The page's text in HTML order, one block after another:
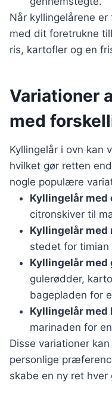
Når kyllingelårene
med dit foretrukne
ris, kartofler og en
Variationer
med
Kyllingelår i ovn kan
hvilket gør retten
nogle populære
Kyllingelår med
citronskiver til
Kyllingelår med
stedet for timian
Kyllingelår med
gulerødder,
bagepladen for
Kyllingelår med
marinaden for
Disse variationer
personlige
skabe en ny ret hver